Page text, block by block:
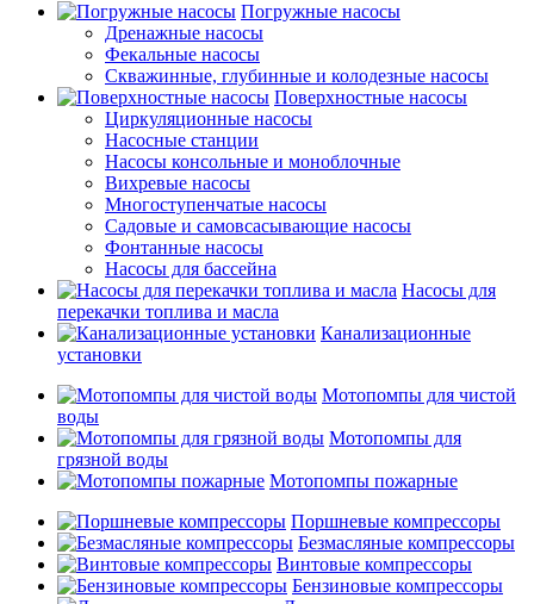
Погружные насосы
Дренажные насосы
Фекальные насосы
Скважинные, глубинные и колодезные насосы
Поверхностные насосы
Циркуляционные насосы
Насосные станции
Насосы консольные и моноблочные
Вихревые насосы
Многоступенчатые насосы
Садовые и самовсасывающие насосы
Фонтанные насосы
Насосы для бассейна
Насосы для
перекачки топлива и масла
Канализационные
установки
Мотопомпы для чистой
воды
Мотопомпы для
грязной воды
Мотопомпы пожарные
Поршневые компрессоры
Безмасляные компрессоры
Винтовые компрессоры
Бензиновые компрессоры